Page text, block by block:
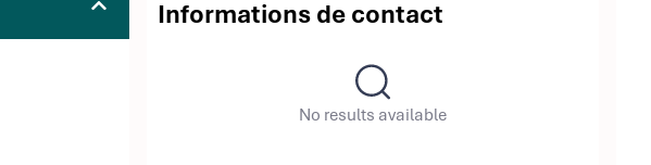
Informations de contact
No results available